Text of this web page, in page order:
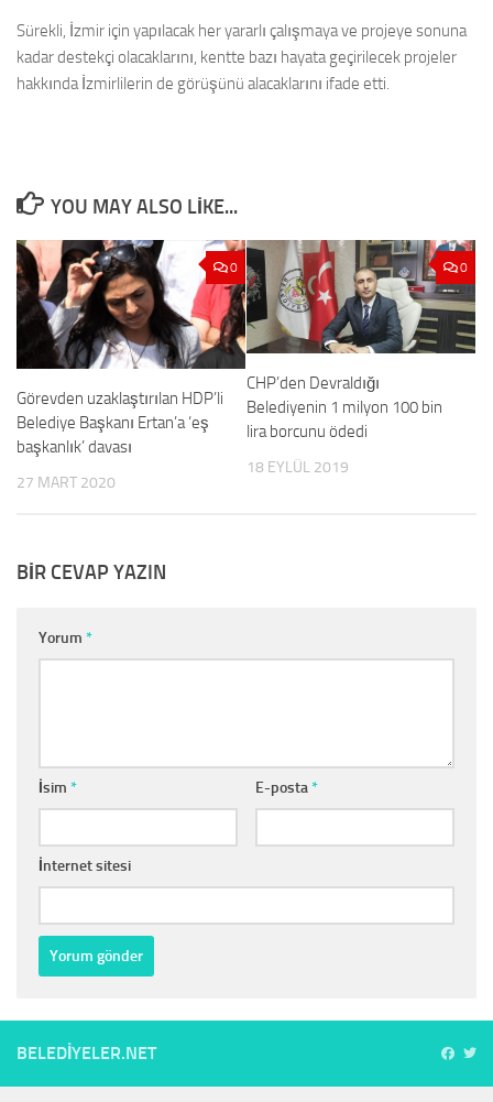
Sürekli, İzmir için yapılacak her yararlı çalışmaya ve projeye sonuna
kadar destekçi olacaklarını, kentte bazı hayata geçirilecek projeler
hakkında İzmirlilerin de görüşünü alacaklarını ifade etti.
YOU MAY ALSO LIKE...
0
Görevden uzaklaştırılan HDP’li
Belediye Başkanı Ertan’a ‘eş
başkanlık’ davası
27 MART 2020
0
CHP’den Devraldığı
Belediyenin 1 milyon 100 bin
lira borcunu ödedi
18 EYLÜL 2019
BIR CEVAP YAZIN
Yorum *
İsim * E-posta*
İnternet sitesi
BELEDIYELER.NET